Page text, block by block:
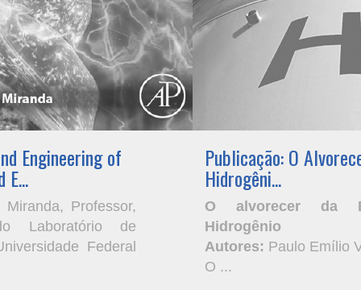
Engineering of
E...
Professor,
Laboratório de
Federal
Publicação: O
Hidrogêni...
O alvorecer da
Hidrogênio
Autores: Paulo Emílio
O ...